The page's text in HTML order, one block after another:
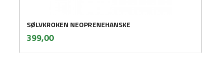
SØLVKROKEN NEOPRENEHANSKE
Pris
399,00mva.